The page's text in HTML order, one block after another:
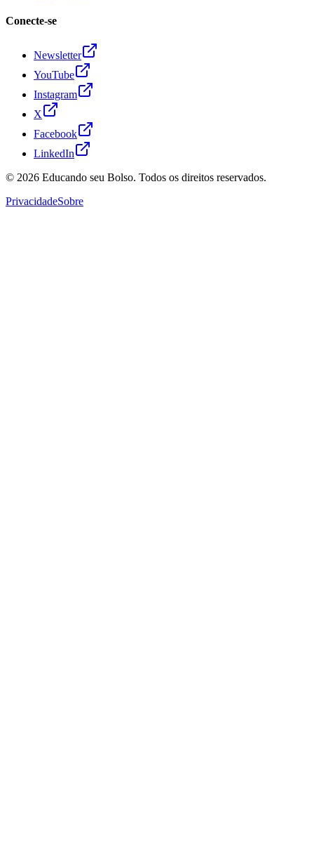
Conecte-se
Newsletter
YouTube
Instagram
X
Facebook
LinkedIn
© 2026 Educando seu Bolso. Todos os direitos reservados.
PrivacidadeSobre